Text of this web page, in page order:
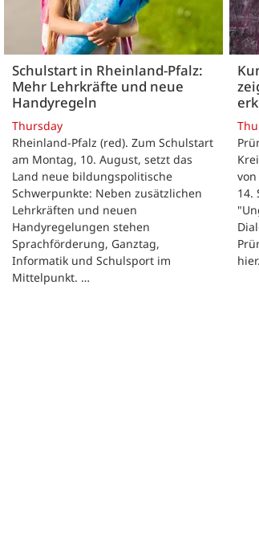
Schulstart in Rheinland-Pfalz:
Mehr Lehrkräfte und neue
Handyregeln
Thursday
Rheinland-Pfalz (red). Zum Schulstart
am Montag, 10. August, setzt das
Land neue bildungspolitische
Schwerpunkte: Neben zusätzlichen
Lehrkräften und neuen
Handyregelungen stehen
Sprachförderung, Ganztag,
Informatik und Schulsport im
Mittelpunkt. …
14.